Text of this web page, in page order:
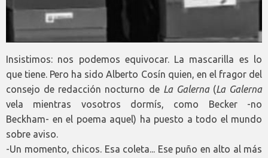
Insistimos: nos podemos equivocar. La mascarilla es lo
que tiene. Pero ha sido Alberto Cosín quien, en el fragor del
consejo de redacción nocturno de La Galerna(La Galerna
vela mientras vosotros dormís, como Becker -no
Beckham- en el poema aquel) ha puesto a todo el mundo
sobre aviso.
-Un momento, chicos. Esa coleta... Ese puño en alto al más